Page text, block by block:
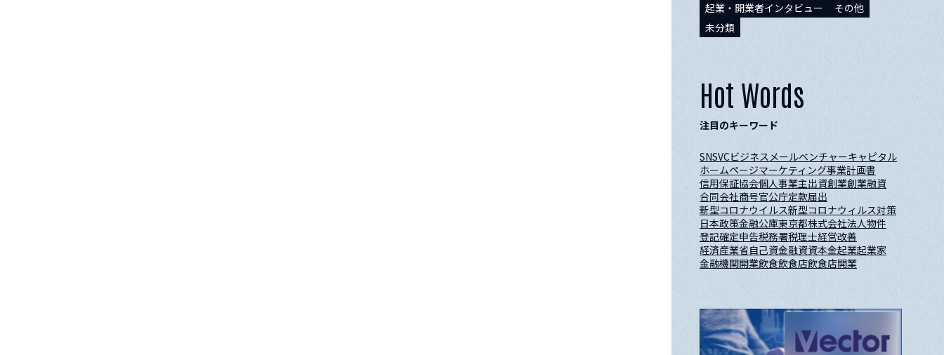
起業・開業者インタビュー
その他
未分類
Hot Words
注目のキーワード
SNSVCビジネスメールベンチャーキャピタル
ホームページマーケティング事業計画書
信用保証協会個人事業主出資創業創業融資
合同会社商号官公庁定款届出
新型コロナウイルス新型コロナウィルス対策
日本政策金融公庫東京都株式会社法人物件
登記確定申告税務署税理士経営改善
経済産業省自己資金融資資本金起業起業家
金融機関開業飲食飲食店飲食店開業